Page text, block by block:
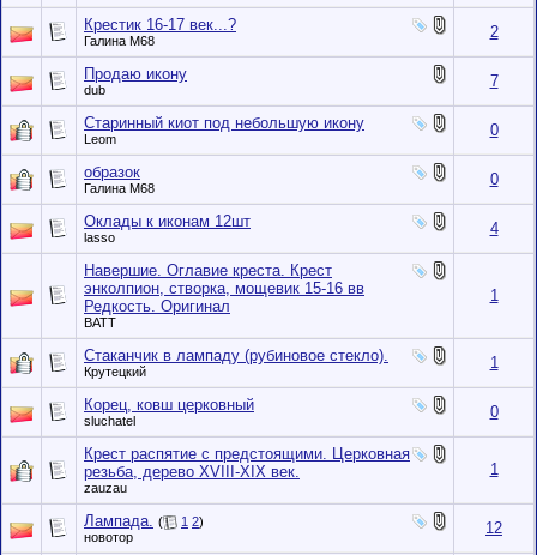
Крестик 16-17 век...?
Галина М68 2
Продаю икону
dub 7
Старинный киот под небольшую икону
Leom 0
образок
Галина М68 0
Оклады к иконам 12шт
lasso 4
Навершие. Оглавие креста. Крест
энколпион, створка, мощевик 15-16 вв
Редкость. Оригинал
BATT
1
Стаканчик в лампаду (рубиновое стекло).
Крутецкий 1
Корец, ковш церковный
sluchatel 0
Крест распятие с предстоящими. Церковная
резьба, дерево XVIII-XIX век.
zauzau
1
Лампада. ( 1 2)
новотор
12